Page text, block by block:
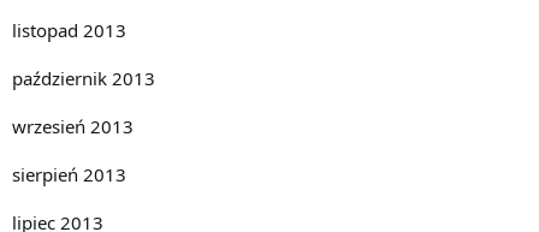
listopad 2013
październik 2013
wrzesień 2013
sierpień 2013
lipiec 2013